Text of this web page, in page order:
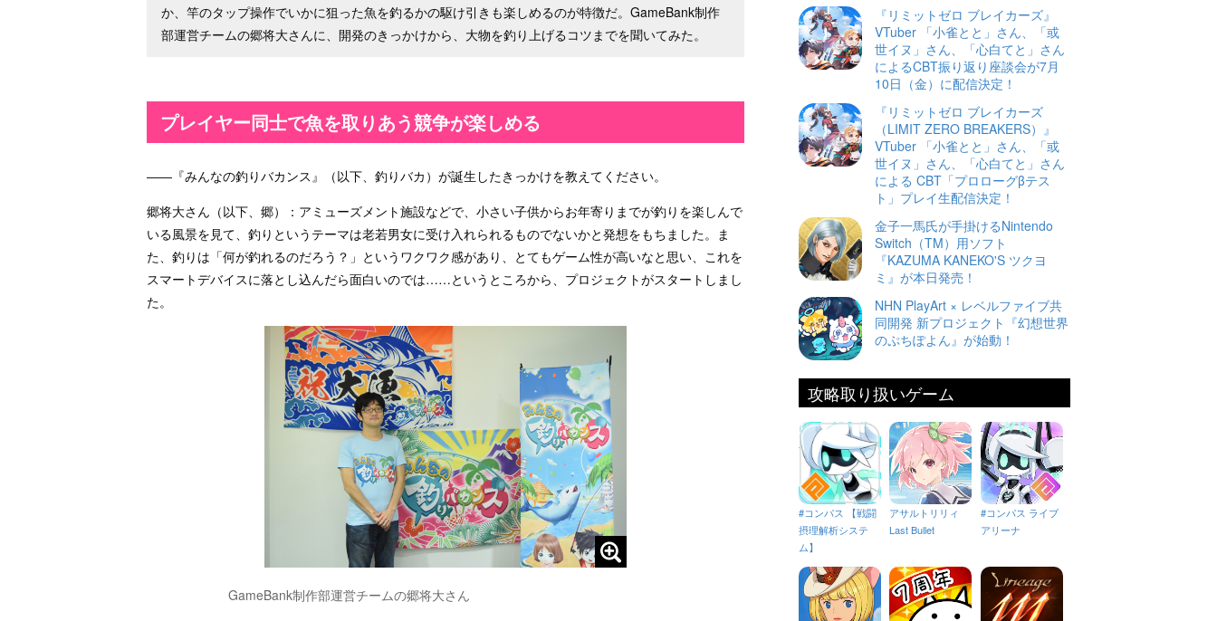
か、竿のタップ操作でいかに狙った魚を釣るかの駆け引きも楽しめるのが特徴だ。GameBank制作
部運営チームの郷将大さんに、開発のきっかけから、大物を釣り上げるコツまでを聞いてみた。
プレイヤー同士で魚を取りあう競争が楽しめる
――『みんなの釣りバカンス』（以下、釣りバカ）が誕生したきっかけを教えてください。
郷将大さん（以下、郷）：アミューズメント施設などで、小さい子供からお年寄りまでが釣りを楽しんで
いる風景を見て、釣りというテーマは老若男女に受け入れられるものでないかと発想をもちました。ま
た、釣りは「何が釣れるのだろう？」というワクワク感があり、とてもゲーム性が高いなと思い、これを
スマートデバイスに落とし込んだら面白いのでは……というところから、プロジェクトがスタートしまし
た。
GameBank制作部運営チームの郷将大さん
『リミットゼロ ブレイカーズ』
VTuber 「小雀とと」さん、「或
世イヌ」さん、「心白てと」さん
によるCBT振り返り座談会が7月
10日（金）に配信決定！
『リミットゼロ ブレイカーズ
（LIMIT ZERO BREAKERS）』
VTuber 「小雀とと」さん、「或
世イヌ」さん、「心白てと」さん
による CBT「プロローグβテス
ト」プレイ生配信決定！
金子一馬氏が手掛けるNintendo
Switch（TM）用ソフト
『KAZUMA KANEKO'S ツクヨ
ミ』が本日発売！
NHN PlayArt × レベルファイブ共
同開発 新プロジェクト『幻想世界
のぷちぽよん』が始動！
攻略取り扱いゲーム
#コンパス 【戦闘
摂理解析システ
ム】
アサルトリリィ
Last Bullet
#コンパス ライブ
アリーナ